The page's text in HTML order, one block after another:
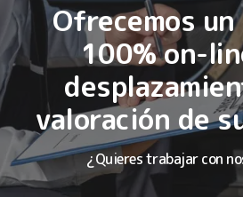
Ofrecemos
100% on-
valoración de
¿Quieres trabajar con